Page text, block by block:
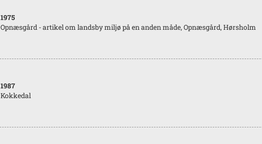
1975
Opnæsgård - artikel om landsby miljø på en anden måde, Opnæsgård, Hørsholm
1987
Kokkedal